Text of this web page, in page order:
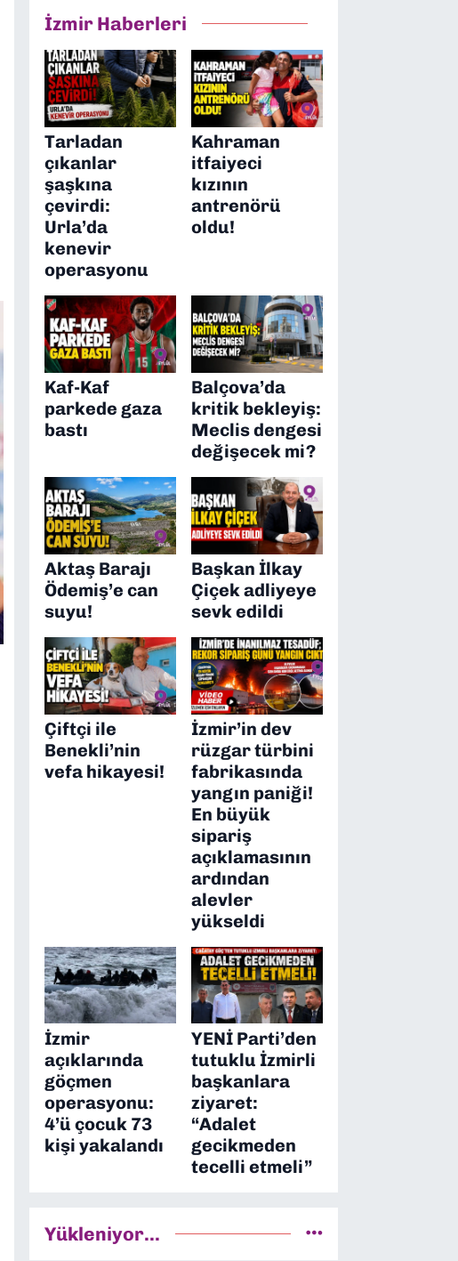
İzmir Haberleri
Tarladan
çıkanlar
şaşkına
çevirdi:
Urla’da
kenevir
operasyonu
Kahraman
itfaiyeci
kızının
antrenörü
oldu!
Kaf-Kaf
parkede gaza
bastı
Balçova’da
kritik bekleyiş:
Meclis dengesi
değişecek mi?
Aktaş Barajı
Ödemiş’e can
suyu!
Başkan İlkay
Çiçek adliyeye
sevk edildi
Çiftçi ile
Benekli’nin
vefa hikayesi!
İzmir’in dev
rüzgar türbini
fabrikasında
yangın paniği!
En büyük
sipariş
açıklamasının
ardından
alevler
yükseldi
İzmir
açıklarında
göçmen
operasyonu:
4’ü çocuk 73
kişi yakalandı
YENİ Parti’den
tutuklu İzmirli
başkanlara
ziyaret:
“Adalet
gecikmeden
tecelli etmeli”
Yükleniyor...